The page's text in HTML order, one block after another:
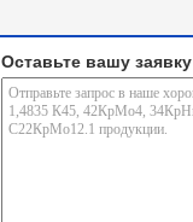
Оставьте вашу заявку